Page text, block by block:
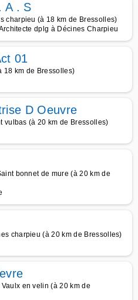
A . S
charpieu (à 18 km de Bressolles)
dplg à Décines Charpieu
01
18 km de Bressolles)
D Oeuvre
vulbas (à 20 km de Bressolles)
bonnet de mure (à 20 km de
charpieu (à 20 km de Bressolles)
en velin (à 20 km de